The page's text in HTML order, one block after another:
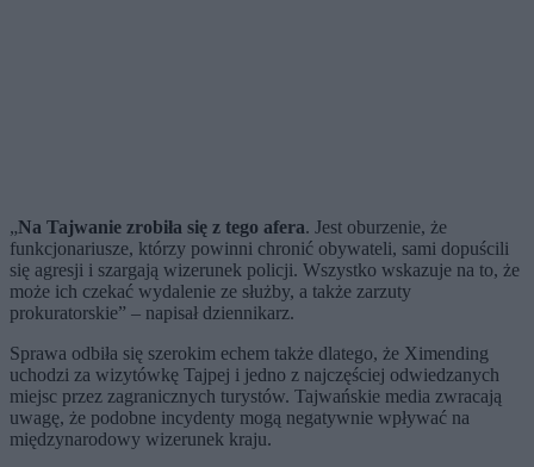
„Na Tajwanie zrobiła się z tego afera. Jest oburzenie, że
funkcjonariusze, którzy powinni chronić obywateli, sami dopuścili
się agresji i szargają wizerunek policji. Wszystko wskazuje na to, że
może ich czekać wydalenie ze służby, a także zarzuty
prokuratorskie” – napisał dziennikarz.
Sprawa odbiła się szerokim echem także dlatego, że Ximending
uchodzi za wizytówkę Tajpej i jedno z najczęściej odwiedzanych
miejsc przez zagranicznych turystów. Tajwańskie media zwracają
uwagę, że podobne incydenty mogą negatywnie wpływać na
międzynarodowy wizerunek kraju.